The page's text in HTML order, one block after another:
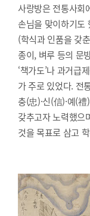
사랑방은 전통사회
손님을 맞이하기도
(학식과 인품을 갖
종이, 벼루 등의 문
‘책가도’나 과거급
가 주로 있었다. 전
충(忠)·신(信)·예(
갖추고자 노력했으
것을 목표로 삼고